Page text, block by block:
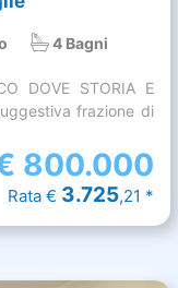
4 Bagni
DOVE STORIA E
frazione di
800.000
Rata € 3.725,21 *